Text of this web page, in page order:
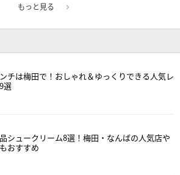
もっと見る
チは梅田で！おしゃれ＆ゆっくりできる人気レ
選
シュークリーム8選！梅田・なんばの人気店や
おすすめ